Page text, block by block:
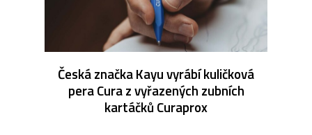
Česká značka Kayu vyrábí kuličková
pera Cura z vyřazených zubních
kartáčků Curaprox